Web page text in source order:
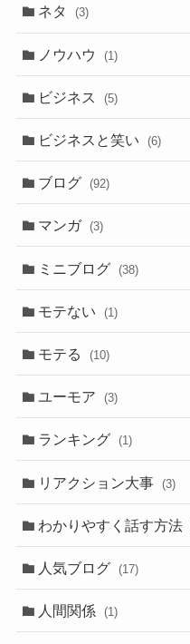
ネタ (3)
ノウハウ (1)
ビジネス (5)
ビジネスと笑い (6)
ブログ (92)
マンガ (3)
ミニブログ (38)
モテない (1)
モテる (10)
ユーモア (3)
ランキング (1)
リアクション大事 (3)
わかりやすく話す方法
人気ブログ (17)
人間関係 (1)